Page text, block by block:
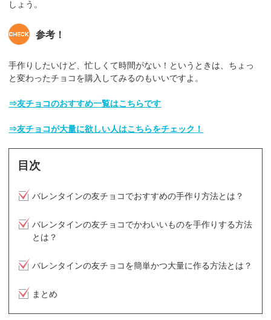
しょう。
参考！
手作りしたいけど、忙しくて時間がない！というときは、ちょっ
と変わったチョコを購入してみるのもいいですよ。
⇒友チョコのおすすめ一覧はこちらです
⇒友チョコが大量に欲しい人はこちらをチェック！
目次
バレンタインの友チョコでおすすめの手作り方法とは？
バレンタインの友チョコでかわいいものを手作りする方法
とは？
バレンタインの友チョコを簡単かつ大量に作る方法とは？
まとめ